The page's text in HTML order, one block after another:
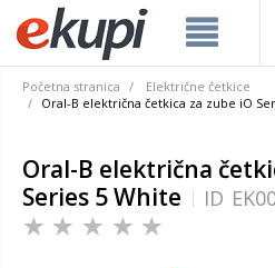
Početna stranica
Električne četkice
Oral-B električna četkica za zube iO
Oral-B električna
Series 5 White
ID